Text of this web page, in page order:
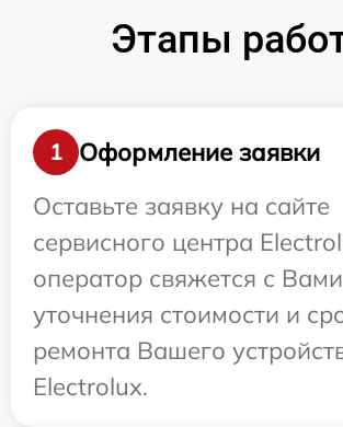
Этапы
1
Оформление заявки
Оставьте заявку на сайте
сервисного центра
оператор свяжется с
уточнения стоимости и
ремонта Вашего
Electrolux.